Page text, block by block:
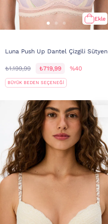
Ekle
Luna Push Up Dantel Çizgili Sütyen
₺1.199,99 ₺719,99 %40
BÜYÜK BEDEN SEÇENEĞİ